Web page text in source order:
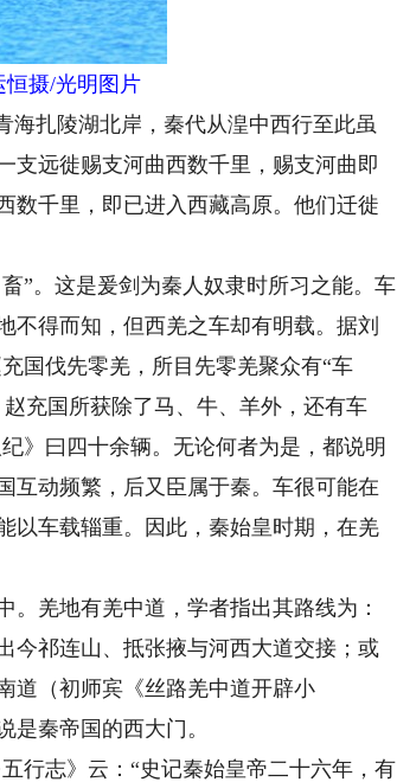
摄/光明图片
扎陵湖北岸，秦代从湟中西行至此虽
支远徙赐支河曲西数千里，赐支河曲即
数千里，即已进入西藏高原。他们迁徙
。这是爰剑为秦人奴隶时所习之能。车
不得而知，但西羌之车却有明载。据刘
国伐先零羌，所目先零羌聚众有“车
充国所获除了马、牛、羊外，还有车
》曰四十余辆。无论何者为是，都说明
互动频繁，后又臣属于秦。车很可能在
以车载辎重。因此，秦始皇时期，在羌
羌地有羌中道，学者指出其路线为：
今祁连山、抵张掖与河西大道交接；或
道（初师宾《丝路羌中道开辟小
秦帝国的西大门。
志》云：“史记秦始皇帝二十六年，有